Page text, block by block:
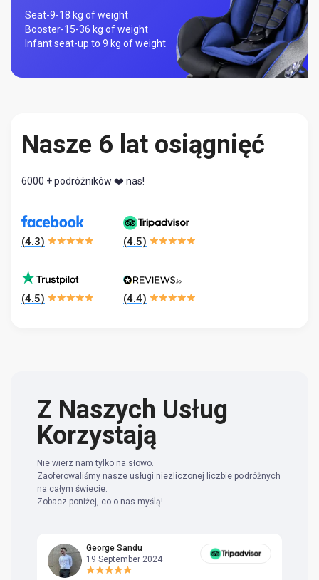
Seat-9-18 kg of weight
Booster-15-36 kg of weight
Infant seat-up to 9 kg of weight
Nasze 6 lat osiągnięć
6000 + podróżników ❤️ nas!
(4.3) (4.5)
(4.5) (4.4)
Z Naszych Usług
Korzystają
Nie wierz nam tylko na słowo.
Zaoferowaliśmy nasze usługi niezliczonej liczbie podróżnych
na całym świecie.
Zobacz poniżej, co o nas myślą!
George Sandu
19 September 2024